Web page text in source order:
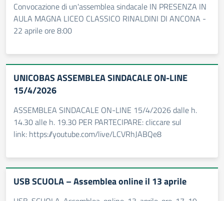
Convocazione di un'assemblea sindacale IN PRESENZA IN
AULA MAGNA LICEO CLASSICO RINALDINI DI ANCONA -
22 aprile ore 8:00
UNICOBAS ASSEMBLEA SINDACALE ON-LINE
15/4/2026
ASSEMBLEA SINDACALE ON-LINE 15/4/2026 dalle h.
14.30 alle h. 19.30 PER PARTECIPARE: cliccare sul
link: https://youtube.com/live/LCVRhJABQe8
USB SCUOLA – Assemblea online il 13 aprile